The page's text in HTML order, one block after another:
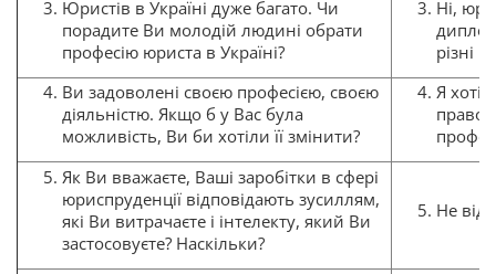
Юристів в Україні дуже багато. Чи
порадите Ви молодій людині обрати
професію юриста в Україні?
Ні,
різні
Ви задоволені своєю професією, своєю
діяльністю. Якщо б у Вас була
можливість, Ви би хотіли її змінити?
Я
Як Ви вважаєте, Ваші заробітки в сфері
юриспруденції відповідають зусиллям,
які Ви витрачаєте і інтелекту, який Ви
застосовуєте? Наскільки?
Не